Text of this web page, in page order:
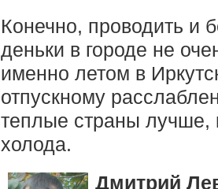
Конечно, проводить и
деньки в городе не
именно летом в
отпускному
теплые страны лучше,
холода.
Дмитрий